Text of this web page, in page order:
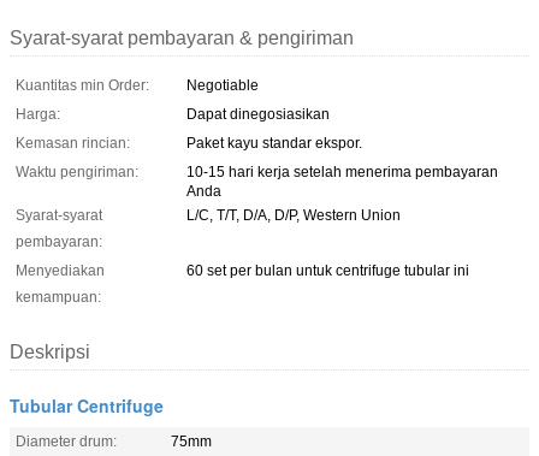
Syarat-syarat pembayaran & pengiriman
Kuantitas min Order:
Negotiable
Harga:
Dapat dinegosiasikan
Kemasan rincian:
Paket kayu standar ekspor.
Waktu pengiriman:
10-15 hari kerja setelah menerima pembayaran
Anda
Syarat-syarat
pembayaran:
L/C, T/T, D/A, D/P, Western Union
Menyediakan
kemampuan:
60 set per bulan untuk centrifuge tubular ini
Deskripsi
Tubular Centrifuge
Diameter drum:
75mm